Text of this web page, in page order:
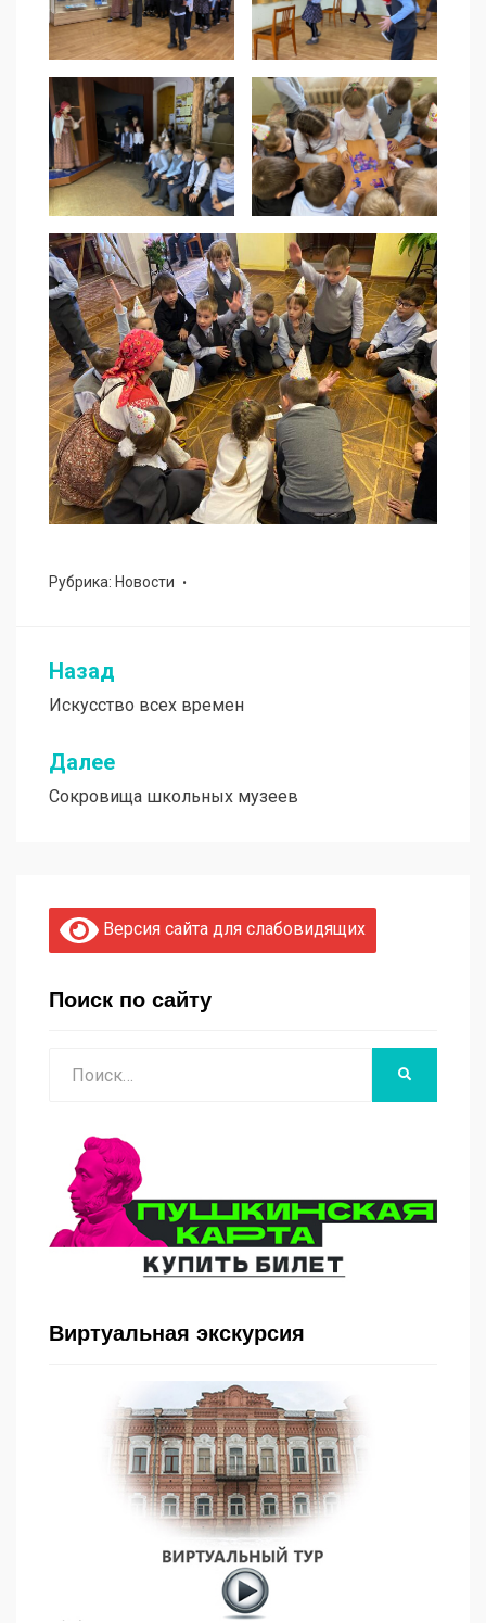
Рубрика: Новости
Навигация
по
записям
Назад
Искусство всех времен
Далее
Сокровища школьных музеев
Версия сайта для слабовидящих
Поиск по сайту
Виртуальная экскурсия